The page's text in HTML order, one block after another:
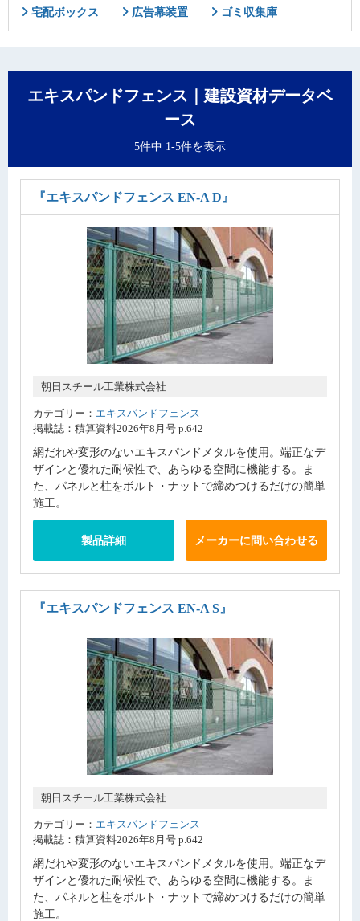
宅配ボックス
広告幕装置 ゴミ収集庫
エキスパンドフェンス｜建設資材データベ
ース
5件中 1-5件を表示
『エキスパンドフェンス EN-A D』
朝日スチール工業株式会社
カテゴリー： エキスパンドフェンス
掲載誌：積算資料2026年8月号 p.642
網だれや変形のないエキスパンドメタルを使用。端正なデ
ザインと優れた耐候性で、あらゆる空間に機能する。ま
た、パネルと柱をボルト・ナットで締めつけるだけの簡単
施工。
製品詳細 メーカーに問い合わせる
『エキスパンドフェンス EN-A S』
朝日スチール工業株式会社
カテゴリー： エキスパンドフェンス
掲載誌：積算資料2026年8月号 p.642
網だれや変形のないエキスパンドメタルを使用。端正なデ
ザインと優れた耐候性で、あらゆる空間に機能する。ま
た、パネルと柱をボルト・ナットで締めつけるだけの簡単
施工。